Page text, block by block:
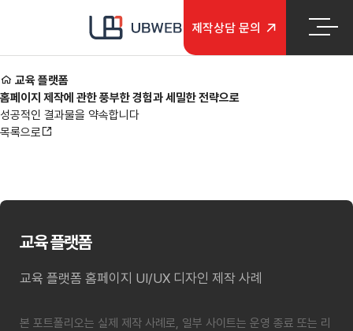
제작상담 문의
교육 플랫폼
홈페이지 제작에 관한 풍부한 경험과 세밀한 전략으로
성공적인 결과물을 약속합니다
목록으로
교육 플랫폼
교육 플랫폼 홈페이지 UI/UX 디자인 제작 사례
본 포트폴리오는 실제 제작 사례로, 일부 사이트는 운영 종료 또는 리